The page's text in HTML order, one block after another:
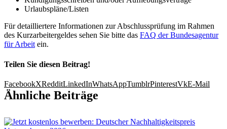
Urlaubspläne/Listen
Für detailliertere Informationen zur Abschlussprüfung im Rahmen
des Kurzarbeitergeldes sehen Sie bitte das FAQ der Bundesagentur
für Arbeitein.
Teilen Sie diesen Beitrag!
FacebookXRedditLinkedInWhatsAppTumblrPinterestVkE-Mail
Ähnliche Beiträge